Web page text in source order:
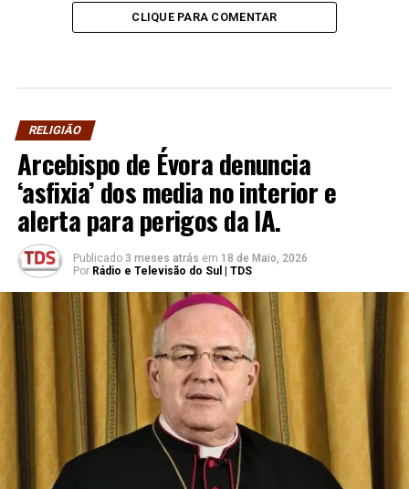
CLIQUE PARA COMENTAR
RELIGIÃO
Arcebispo de Évora denuncia
‘asfixia’ dos media no interior e
alerta para perigos da IA.
Publicado 3 meses atrás em 18 de Maio, 2026
Por Rádio e Televisão do Sul | TDS